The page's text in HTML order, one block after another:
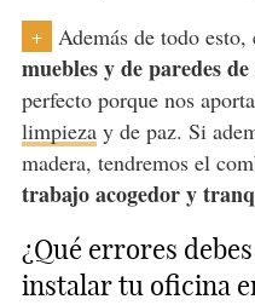
+ Además de todo
muebles y de paredes
perfecto porque nos
limpiezay de paz. Si
madera, tendremos el
trabajo acogedor y
¿Qué errores
instalar tu oficina